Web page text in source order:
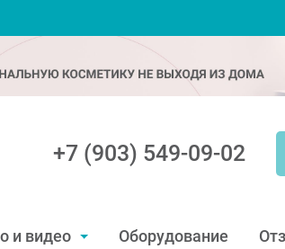
+7 (903) 549-09-02
и видео Оборудование